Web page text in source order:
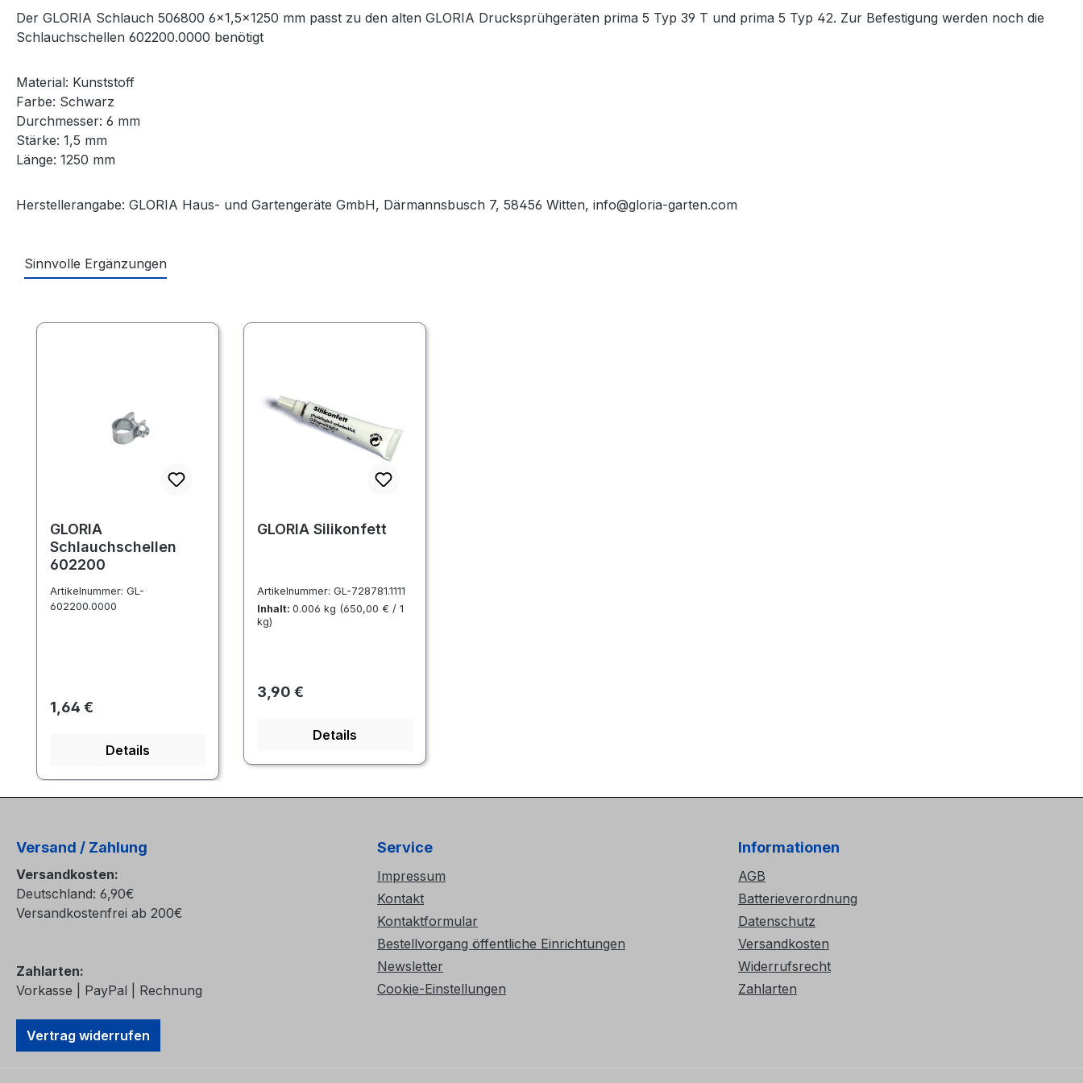
Der GLORIA Schlauch 506800 6×1,5×1250 mm passt zu den alten GLORIA Drucksprühgeräten prima 5 Typ 39 T und prima 5 Typ 42. Zur Befestigung werden noch die
Schlauchschellen 602200.0000 benötigt
Material: Kunststoff
Farbe: Schwarz
Durchmesser: 6 mm
Stärke: 1,5 mm
Länge: 1250 mm
Herstellerangabe: GLORIA Haus- und Gartengeräte GmbH, Därmannsbusch 7, 58456 Witten, info@gloria-garten.com
Sinnvolle Ergänzungen
GLORIA
Schlauchschellen
602200
Artikelnummer: GL-
602200.0000
Regulärer Preis:
1,64 €
Details
GLORIA Silikonfett
Artikelnummer: GL-728781.1111
Inhalt: 0.006 kg (650,00 € / 1
kg)
Regulärer Preis:
3,90 €
Details
Versand / Zahlung
Versandkosten:
Deutschland: 6,90€
Versandkostenfrei ab 200€
Zahlarten:
Vorkasse | PayPal | Rechnung
Vertrag widerrufen
Service
Impressum
Kontakt
Kontaktformular
Bestellvorgang öffentliche Einrichtungen
Newsletter
Cookie-Einstellungen
Informationen
AGB
Batterieverordnung
Datenschutz
Versandkosten
Widerrufsrecht
Zahlarten